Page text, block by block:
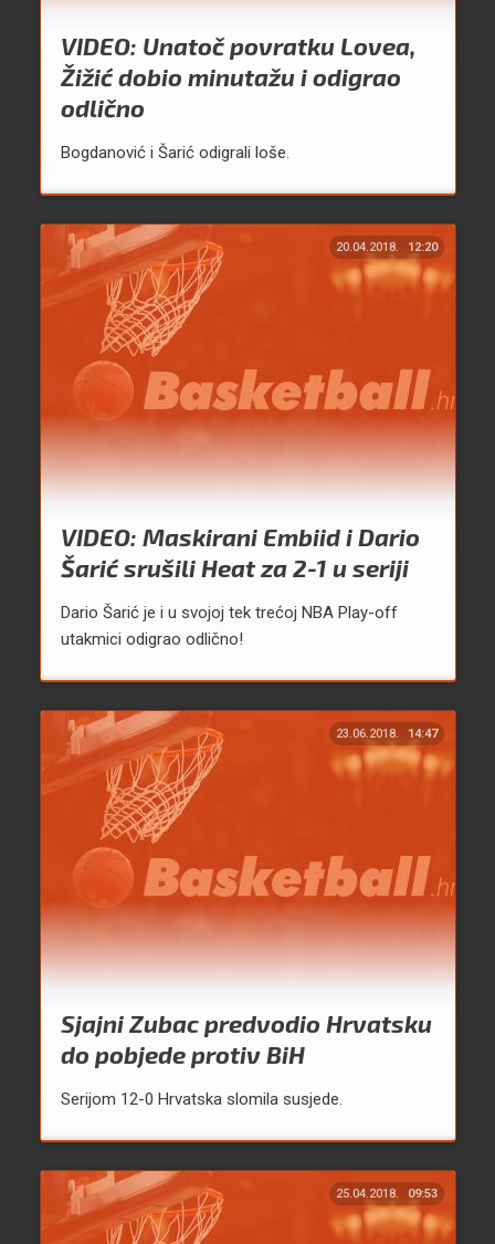
VIDEO: Unatoč povratku Lovea,
Žižić dobio minutažu i odigrao
odlično
Bogdanović i Šarić odigrali loše.
20.04.2018. 12:20
VIDEO: Maskirani Embiid i Dario
Šarić srušili Heat za 2-1 u seriji
Dario Šarić je i u svojoj tek trećoj NBA Play-off
utakmici odigrao odlično!
23.06.2018. 14:47
Sjajni Zubac predvodio Hrvatsku
do pobjede protiv BiH
Serijom 12-0 Hrvatska slomila susjede.
25.04.2018. 09:53